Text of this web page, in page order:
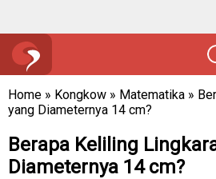
Home » Kongkow » Matematika »
yang Diameternya 14 cm?
Berapa Keliling
Diameternya 14 cm?